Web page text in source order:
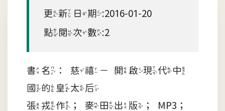
更新日期:2016-01-20
點閱次數:2
書名：慈禧－開啟現代中
國的皇太后
張戎作；麥田出版；MP3；